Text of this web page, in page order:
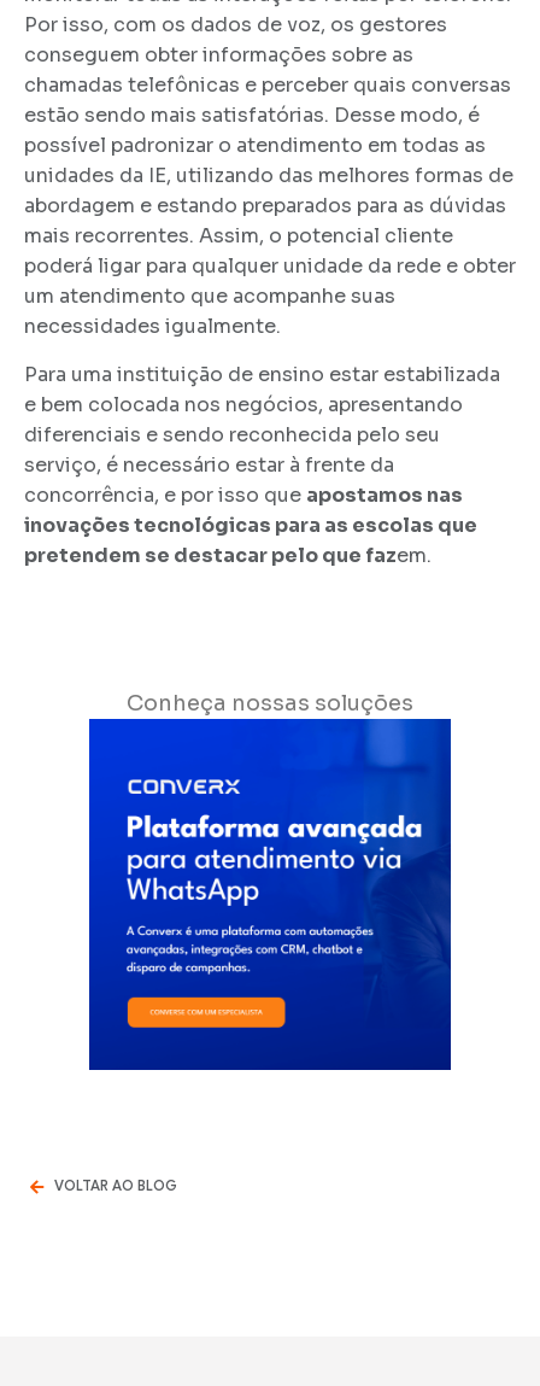
Por isso, com os dados de voz, os gestores
conseguem obter informações sobre as
chamadas telefônicas e perceber quais conversas
estão sendo mais satisfatórias. Desse modo, é
possível padronizar o atendimento em todas as
unidades da IE, utilizando das melhores formas de
abordagem e estando preparados para as dúvidas
mais recorrentes. Assim, o potencial cliente
poderá ligar para qualquer unidade da rede e obter
um atendimento que acompanhe suas
necessidades igualmente.
Para uma instituição de ensino estar estabilizada
e bem colocada nos negócios, apresentando
diferenciais e sendo reconhecida pelo seu
serviço, é necessário estar à frente da
concorrência, e por isso que apostamos nas
inovações tecnológicas para as escolas que
pretendem se destacar pelo que fazem.
Conheça nossas soluções
VOLTAR AO BLOG